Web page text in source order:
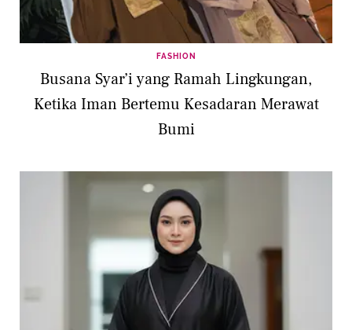
FASHION
Busana Syar’i yang Ramah Lingkungan,
Ketika Iman Bertemu Kesadaran Merawat
Bumi